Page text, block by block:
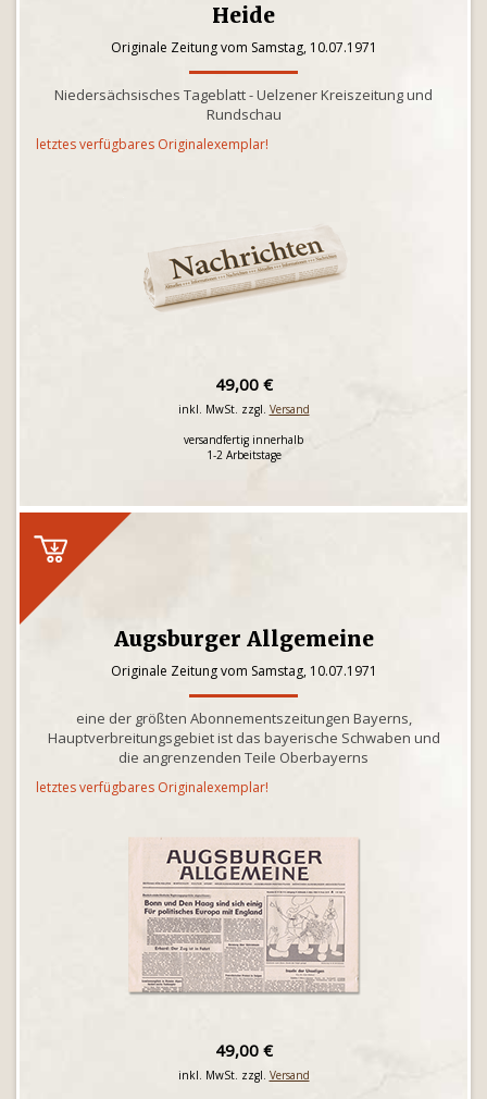
Heide
Originale Zeitung vom Samstag, 10.07.1971
Niedersächsisches Tageblatt - Uelzener Kreiszeitung und
Rundschau
letztes verfügbares Originalexemplar!
49,00 €
inkl. MwSt. zzgl. Versand
versandfertig innerhalb
1-2 Arbeitstage
Augsburger Allgemeine
Originale Zeitung vom Samstag, 10.07.1971
eine der größten Abonnementszeitungen Bayerns,
Hauptverbreitungsgebiet ist das bayerische Schwaben und
die angrenzenden Teile Oberbayerns
letztes verfügbares Originalexemplar!
49,00 €
inkl. MwSt. zzgl. Versand